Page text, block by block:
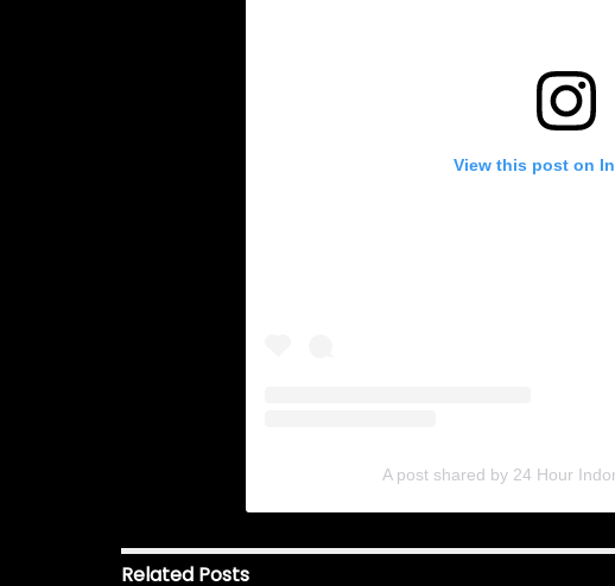
View this post on
A post shared by 24 Hour
Related Posts